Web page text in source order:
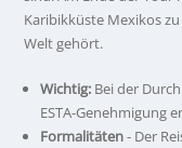
Karibikküste Mexikos
Welt gehört.
Wichtig: Bei der
ESTA-Genehmigung
Formalitäten- Der